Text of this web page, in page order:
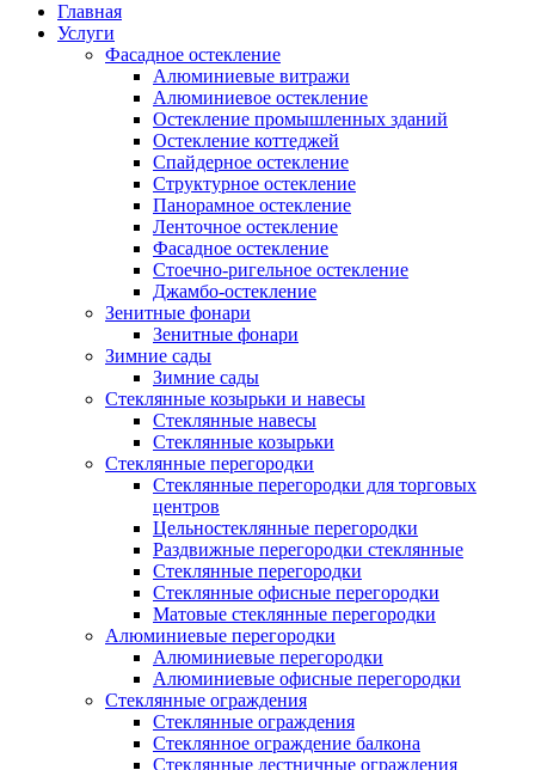
Главная
Услуги
Фасадное остекление
Алюминиевые витражи
Алюминиевое остекление
Остекление промышленных зданий
Остекление коттеджей
Спайдерное остекление
Структурное остекление
Панорамное остекление
Ленточное остекление
Фасадное остекление
Стоечно-ригельное остекление
Джамбо-остекление
Зенитные фонари
Зенитные фонари
Зимние сады
Зимние сады
Стеклянные козырьки и навесы
Стеклянные навесы
Стеклянные козырьки
Стеклянные перегородки
Стеклянные перегородки для торговых
центров
Цельностеклянные перегородки
Раздвижные перегородки стеклянные
Стеклянные перегородки
Стеклянные офисные перегородки
Матовые стеклянные перегородки
Алюминиевые перегородки
Алюминиевые перегородки
Алюминиевые офисные перегородки
Стеклянные ограждения
Стеклянные ограждения
Стеклянное ограждение балкона
Стеклянные лестничные ограждения